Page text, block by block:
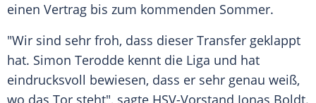
einen Vertrag bis zum kommenden Sommer.
"Wir sind sehr froh, dass dieser Transfer geklappt
hat. Simon Terodde kennt die Liga und hat
eindrucksvoll bewiesen, dass er sehr genau weiß,